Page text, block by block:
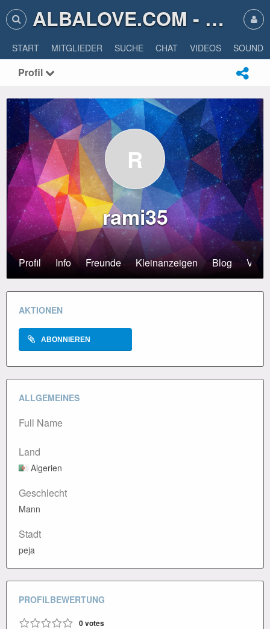
ALBALOVE.COM - ALBA LOVE
START MITGLIEDER SUCHE CHAT VIDEOS SOUNDS
Profil
R
rami35
Profil Info Freunde Kleinanzeigen Blog
AKTIONEN
ABONNIEREN
ALLGEMEINES
Full Name
Land
Algerien
Geschlecht
Mann
Stadt
peja
PROFILBEWERTUNG
0votes